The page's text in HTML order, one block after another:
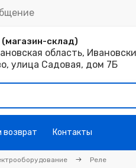
склад)
область,
улица Садовая, дом 7Б
возврат Контакты
Реле